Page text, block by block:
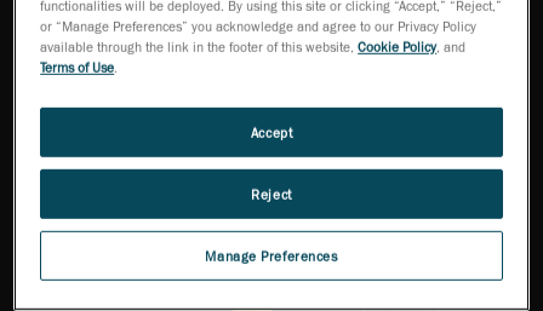
Series TM NEW
Escâneres 3D de alta
precisão otimizados
Escâneres ópticos
robô
functionalities will be deployed. By using this site or clicking “Accept,” “Reject,”
or “Manage Preferences” you acknowledge and agree to our Privacy Policy
available through the link in the footer of this website,Cookie Policy, and
Terms of Use
Manage Preferences
Reject
Accept